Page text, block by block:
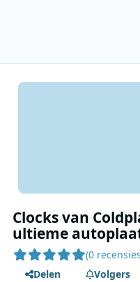
Clocks van
ultieme
(0
Delen
Volgers